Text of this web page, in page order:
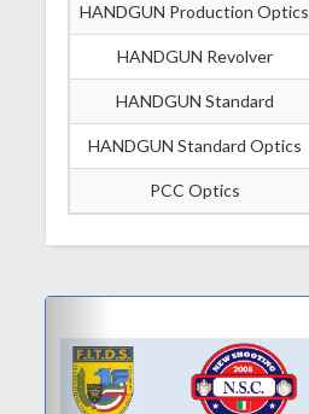
HANDGUN Production Optics
HANDGUN Revolver
HANDGUN Standard
HANDGUN Standard Optics
PCC Optics